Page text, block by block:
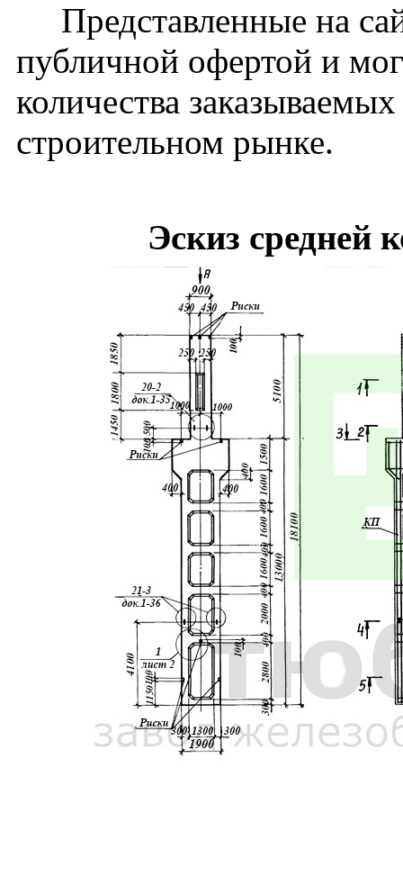
Представленные на
публичной офертой и
количества
строительном рынке.
Эскиз средней